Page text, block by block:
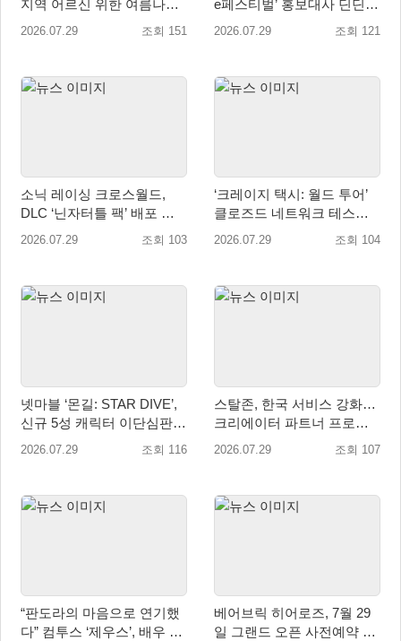
지역 어르신 위한 여름나기
지원 및 기부 캠페인 진행
2026.07.29 조회 151
e페스티벌’ 홍보대사 딘딘
위촉
2026.07.29 조회 121
소닉 레이싱 크로스월드,
DLC ‘닌자터틀 팩’ 배포 … 4
형제 레이서 참전
2026.07.29 조회 103
‘크레이지 택시: 월드 투어’
클로즈드 네트워크 테스트
참가자 모집 시작
2026.07.29 조회 104
넷마블 ‘몬길: STAR DIVE’,
신규 5성 캐릭터 이단심판관
‘메이벨’ 등장
2026.07.29 조회 116
스탈존, 한국 서비스 강화…
크리에이터 파트너 프로그
램 운영
2026.07.29 조회 107
“판도라의 마음으로 연기했
다” 컴투스 ‘제우스’, 배우 박
베어브릭 히어로즈, 7월 29
일 그랜드 오픈 사전예약 시